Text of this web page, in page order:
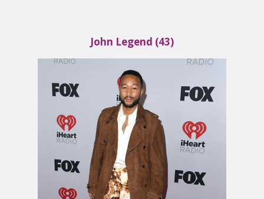
John Legend (43)